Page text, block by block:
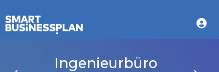
Ingenieurbüro